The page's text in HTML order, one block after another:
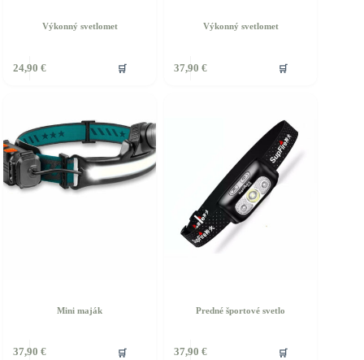
Výkonný svetlomet
24,90 € 🛒
Výkonný svetlomet
37,90 € 🛒
Mini maják
37,90 € 🛒
Predné športové svetlo
37,90 € 🛒